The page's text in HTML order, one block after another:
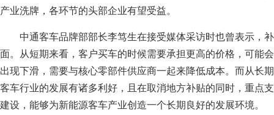
产业洗牌，各环节的头部企业有望受益。
中通客车品牌部部长李笃生在接受媒体采访时也曾表示，
面。从短期来看，客户买车的时候需要承担更高的价格，可能
出现下滑，需要与核心零部件供应商一起来降低成本。而从长
客车行业的发展有诸多利好，且在取消地方补贴的同时，重点
建设，能够为新能源客车产业创造一个长期良好的发展环境。